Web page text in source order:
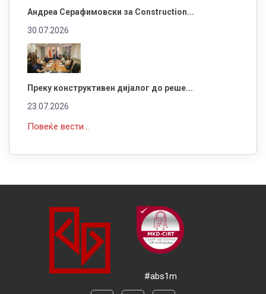
Андреа Серафимовски за Construction...
30.07.2026
Преку конструктивен дијалог до реше...
23.07.2026
Повеќе вести...
#abs1m